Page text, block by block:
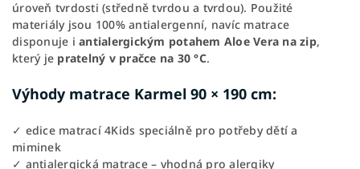
úroveň tvrdosti (středně tvrdou a tvrdou). Použité
materiály jsou 100% antialergenní, navíc matrace
disponuje i antialergickým potahem Aloe Vera na zip,
který je pratelný v pračce na 30 °C.
Výhody matrace Karmel 90 × 190 cm:
✓ edice matrací 4Kids speciálně pro potřeby dětí a
miminek
✓ antialergická matrace – vhodná pro alergiky